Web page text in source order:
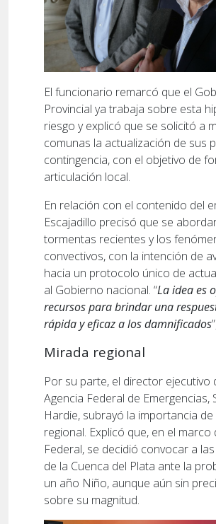
El funcionario remarcó que el
Provincial ya trabaja sobre esta
riesgo y explicó que se solicitó a
comunas la actualización de sus
contingencia, con el objetivo de
articulación local.
En relación con el contenido del
Escajadillo precisó que se
tormentas recientes y los
convectivos, con la intención de
hacia un protocolo único de
al Gobierno nacional. “La idea es
recursos para brindar una
rápida y eficaz a los damnificados
Mirada regional
Por su parte, el director ejecutivo
Agencia Federal de Emergencias,
Hardie, subrayó la importancia
regional. Explicó que, en el marco
Federal, se decidió convocar a
de la Cuenca del Plata ante la
un año Niño, aunque aún sin
sobre su magnitud.